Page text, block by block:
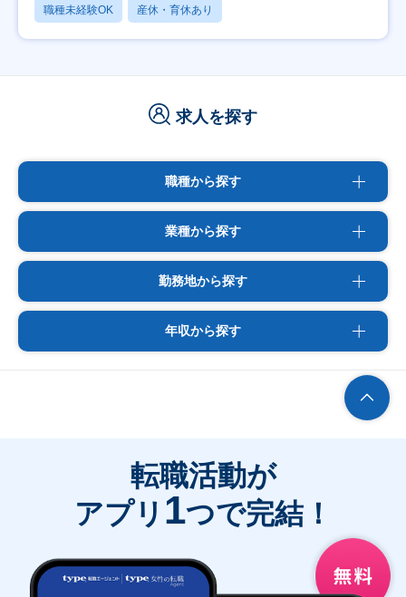
職種未経験OK 産休・育休あり
求人を探す
職種から探す
業種から探す
勤務地から探す
年収から探す
転職活動が
アプリ 1つで完結！